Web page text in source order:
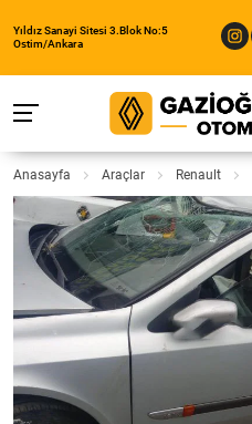
Yıldız Sanayi Sitesi 3.Blok No:5
Ostim/Ankara
Anasayfa Araçlar Renault